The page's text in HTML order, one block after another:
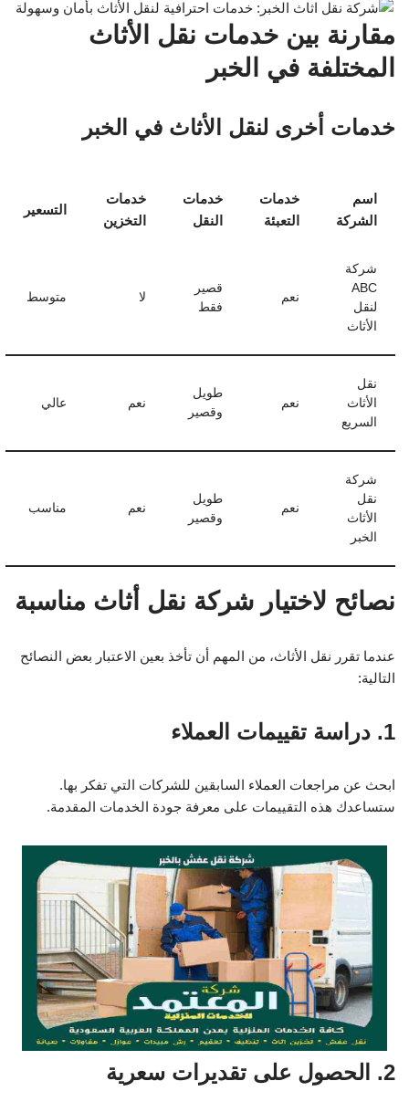
مقارنة بين خدمات نقل الأثاث
المختلفة في الخبر
خدمات أخرى لنقل الأثاث في الخبر
اسم
الشركة
خدمات
التعبئة
خدمات
النقل
خدمات
التخزين
التسعير
شركة
ABC
لنقل
الأثاث
نعم
قصير
فقط
لا متوسط
نقل
الأثاث
السريع
نعم
طويل
وقصير
نعم عالي
شركة
نقل
الأثاث
الخبر
نعم
طويل
وقصير
نعم مناسب
نصائح لاختيار شركة نقل أثاث مناسبة
عندما تقرر نقل الأثاث، من المهم أن تأخذ بعين الاعتبار بعض النصائح
التالية:
1. دراسة تقييمات العملاء
ابحث عن مراجعات العملاء السابقين للشركات التي تفكر بها.
ستساعدك هذه التقييمات على معرفة جودة الخدمات المقدمة.
2. الحصول على تقديرات سعرية